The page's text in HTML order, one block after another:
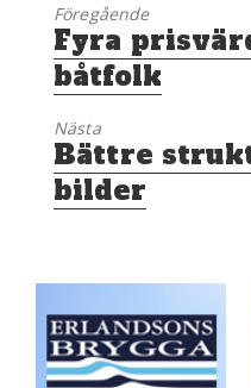
Föregående
Föregående
inlägg:
Fyra
båtfolk
Nästa
Nästa
inlägg:
Bättre
bilder